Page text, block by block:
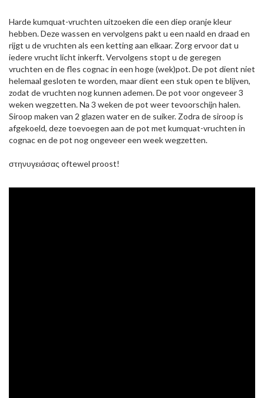
Harde kumquat-vruchten uitzoeken die een diep oranje kleur
hebben. Deze wassen en vervolgens pakt u een naald en draad en
rijgt u de vruchten als een ketting aan elkaar. Zorg ervoor dat u
iedere vrucht licht inkerft. Vervolgens stopt u de geregen
vruchten en de fles cognac in een hoge (wek)pot. De pot dient niet
helemaal gesloten te worden, maar dient een stuk open te blijven,
zodat de vruchten nog kunnen ademen. De pot voor ongeveer 3
weken wegzetten. Na 3 weken de pot weer tevoorschijn halen.
Siroop maken van 2 glazen water en de suiker. Zodra de siroop is
afgekoeld, deze toevoegen aan de pot met kumquat-vruchten in
cognac en de pot nog ongeveer een week wegzetten.
στηνυγειάσας oftewel proost!